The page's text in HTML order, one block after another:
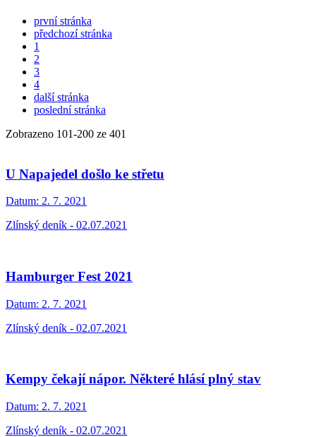
první stránka
předchozí stránka
1
2
3
4
další stránka
poslední stránka
Zobrazeno 101-200 ze 401
U Napajedel došlo ke střetu
Datum: 2. 7. 2021
Zlínský deník - 02.07.2021
Hamburger Fest 2021
Datum: 2. 7. 2021
Zlínský deník - 02.07.2021
Kempy čekají nápor. Některé hlásí plný stav
Datum: 2. 7. 2021
Zlínský deník - 02.07.2021